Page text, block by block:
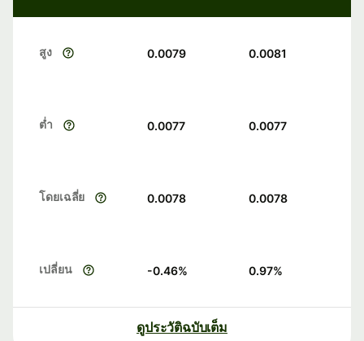
สูง 0.0079 0.0081
ต่ำ 0.0077 0.0077
โดยเฉลี่ย 0.0078 0.0078
เปลี่ยน -0.46% 0.97%
ดูประวัติฉบับเต็ม